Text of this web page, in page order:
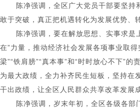
陈净强调 ， 全区广大党员干部要坚持
敢于突破，真正把机遇转化为发展优势、
陈净强调 ， 要在解放思想、实事求是
在”力量，推动经济社会发展各项事业取
梁”“铁肩膀”“真本事”和“时时放心不下”
为最大政绩，全力补齐民生短板，坚持在
干出政绩，让全区人民群众共享改革发展
陈净强调 ， 岁末年初，全区各级各部